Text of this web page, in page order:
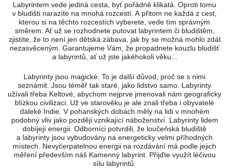
Labyrintem vede jediná cesta, byť pořádně klikatá. Oproti tomu
v bludišti narazíte na mnohá rozcestí. A přitom ne každá z cest,
kterou si na těchto rozcestích vyberete, vede tím správným
směrem. Ať už se rozhodnete putovat labyrintem či bludištěm,
zjistíte, že to není jen dětská zábava, jak by se možná mohlo zdát
nezasvěceným. Garantujeme Vám, že propadnete kouzlu bludišť
a labyrintů, ať už jste jakéhokoli věku...
Labyrinty jsou magické. To je další důvod, proč se s nimi
seznámit. Jsou téměř tak staré, jako lidstvo samo. Labyrinty
užívali třeba Keltové, abychom nejprve jmenovali nám geograficky
blízkou civilizaci. Už ve starověku je ale znali třeba i obyvatelé
daleké Indie. V pohanských dobách měly na lidi v mnohém
podobný vliv jako později vznikající náboženství. Labyrinty lidem
dobíjejí energii. Odborníci potvrdili, že loučeňská bludiště
a labyrinty jsou vybudovány na energeticky velmi příhodných
místech. Nevyčerpatelnou energii na rozdávání má podle jejich
měření především náš Kamenný labyrint. Přijďte využít léčivou
sílu labyrintů.